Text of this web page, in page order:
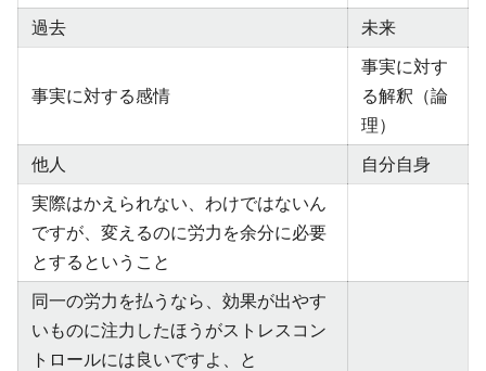
過去
未来
事実に対する感情
事実に対す
る解釈（論
理）
他人
自分自身
実際はかえられない、わけではないん
ですが、変えるのに労力を余分に必要
とするということ
同一の労力を払うなら、効果が出やす
いものに注力したほうがストレスコン
トロールには良いですよ、と